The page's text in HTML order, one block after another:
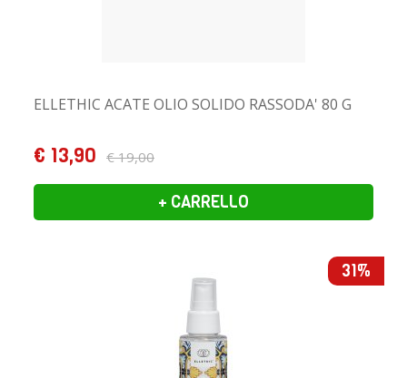
ELLETHIC ACATE OLIO SOLIDO RASSODA' 80 G
€ 13,90 € 19,00
+ CARRELLO
31%